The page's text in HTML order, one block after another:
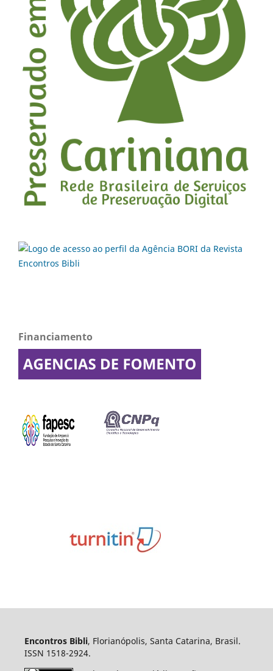
Financiamento
Encontros Bibli, Florianópolis, Santa Catarina, Brasil.
ISSN 1518-2924.